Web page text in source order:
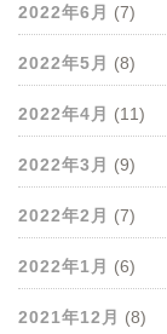
2022年6月 (7)
2022年5月 (8)
2022年4月 (11)
2022年3月 (9)
2022年2月 (7)
2022年1月 (6)
2021年12月 (8)